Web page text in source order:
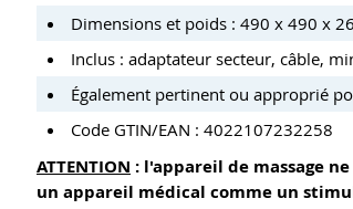
Dimensions et poids : 490 x 490 x
Inclus : adaptateur secteur, câble,
Également pertinent ou approprié
Code GTIN/EAN : 4022107232258
ATTENTION : l'appareil de massage
un appareil médical comme un